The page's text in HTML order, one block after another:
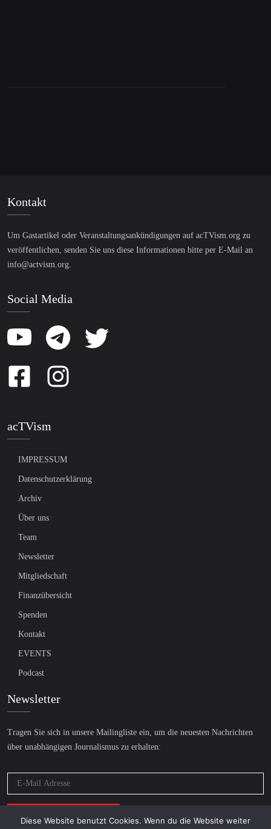
Kontakt
Um Gastartikel oder Veranstaltungsankündigungen auf acTVism.org zu
veröffentlichen, senden Sie uns diese Informationen bitte per E-Mail an
info@actvism.org
Social Media
acTVism
IMPRESSUM
Datenschutzerklärung
Archiv
Über uns
Team
Newsletter
Mitgliedschaft
Finanzübersicht
Spenden
Kontakt
EVENTS
Podcast
Newsletter
Tragen Sie sich in unsere Mailingliste ein, um die neuesten Nachrichten
über unabhängigen Journalismus zu erhalten:
Diese Website benutzt Cookies. Wenn du die Website weiter